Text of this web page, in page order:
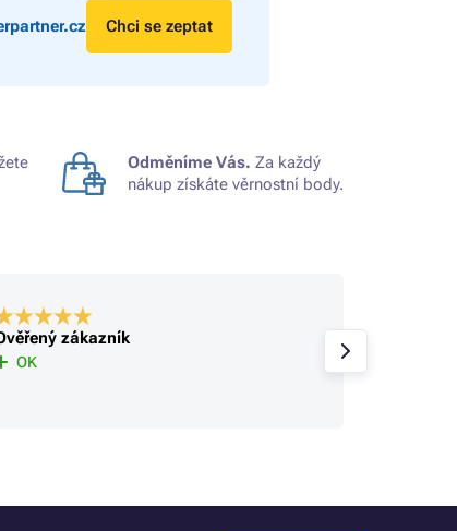
Chci se zeptat
Odměníme Vás. Za každý
nákup získáte věrnostní body.
zákazník
OK